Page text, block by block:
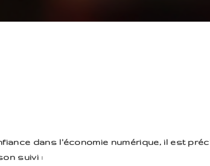
dans l'économie numérique, il est
suivi :